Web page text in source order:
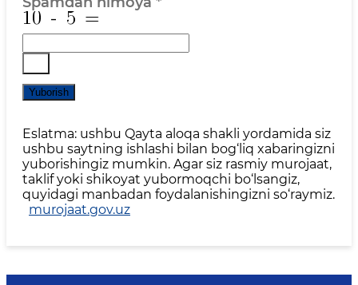
Yuborish
Eslatma: ushbu Qayta aloqa shakli yordamida siz
ushbu saytning ishlashi bilan bog‘liq xabaringizni
yuborishingiz mumkin. Agar siz rasmiy murojaat,
taklif yoki shikoyat yubormoqchi bo‘lsangiz,
quyidagi manbadan foydalanishingizni so‘raymiz.
murojaat.gov.uz